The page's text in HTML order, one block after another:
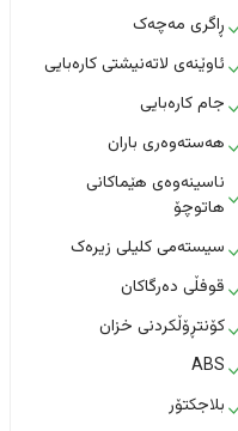
ڕاگری مەچەک
ئاوێنەی لاتەنیشتی کارەبایی
جام کارەبایی
هەستەوەری باران
ناسینەوەی هێماکانی
هاتوچۆ
سیستەمی کلیلی زیرەک
قوفڵی دەرگاکان
کۆنتڕۆڵکردنی خزان
ABS
بلاجکتۆر